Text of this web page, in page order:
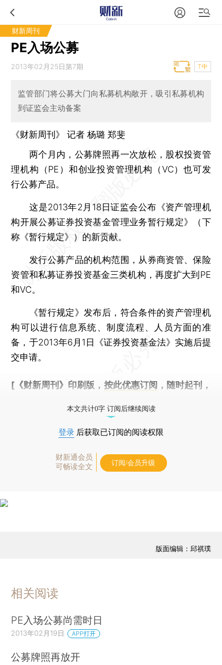
财新周刊
PE入场公募
2013年02月25日第7期 T中
监管部门将公募大门向私募机构敞开，吸引私募机构
到证监会主动备案
《财新周刊》 记者 杨璐 郑斐
两个月内，公募牌照再一次放松，股权投资管
理机构（PE）和创业投资管理机构（VC）也可发
行公募产品。
这是2013年2月18日证监会公布《资产管理机
构开展公募证券投资基金管理业务暂行规定》（下
称《暂行规定》）的新贡献。
发行公募产品的机构范围，从券商资管、保险
资管和私募证券投资基金三类机构，再度扩大到PE
和VC。
《暂行规定》发布后，符合条件的资产管理机
构可以进行信息系统、制度流程、人员方面的准
备，于2013年6月1日《证券投资基金法》实施后提
交申请。
[《财新周刊》印刷版， 按此优惠订阅 ，随时起刊，
本文共计0字 订阅后继续阅读
登录 后获取已订阅的阅读权限
财新通会员
可畅读全文
订阅/会员升级
版面编辑：邱祺璞
相关阅读
PE入场公募尚需时日
2013年02月19日 APP打开
公募牌照再放开